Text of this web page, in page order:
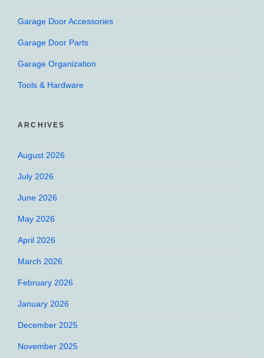
Garage Door Accessories
Garage Door Parts
Garage Organization
Tools & Hardware
ARCHIVES
August 2026
July 2026
June 2026
May 2026
April 2026
March 2026
February 2026
January 2026
December 2025
November 2025